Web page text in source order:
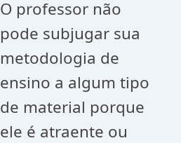
O professor não
pode subjugar sua
metodologia de
ensino a algum tipo
de material porque
ele é atraente ou